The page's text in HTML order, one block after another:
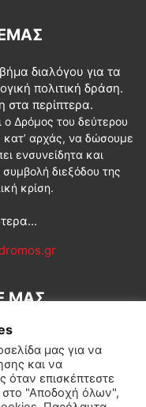
διαλόγου για τα
πολιτική δράση.
στα περίπτερα.
ο Δρόμος του δεύτερου
αρχάς, να δώσουμε
ενσυνείδητα και
διεξόδου της
κρίση.
ΜΑΣ
μας για να
και να
όταν επισκέπτεστε
στο "Αποδοχή όλων",